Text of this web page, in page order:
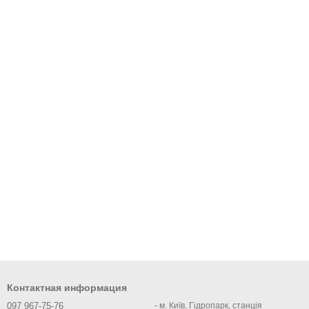
Контактная информация
097 967-75-76 - м. Київ, Гідропарк, станція